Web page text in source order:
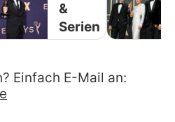
&
Serien
Einfach E-Mail an: